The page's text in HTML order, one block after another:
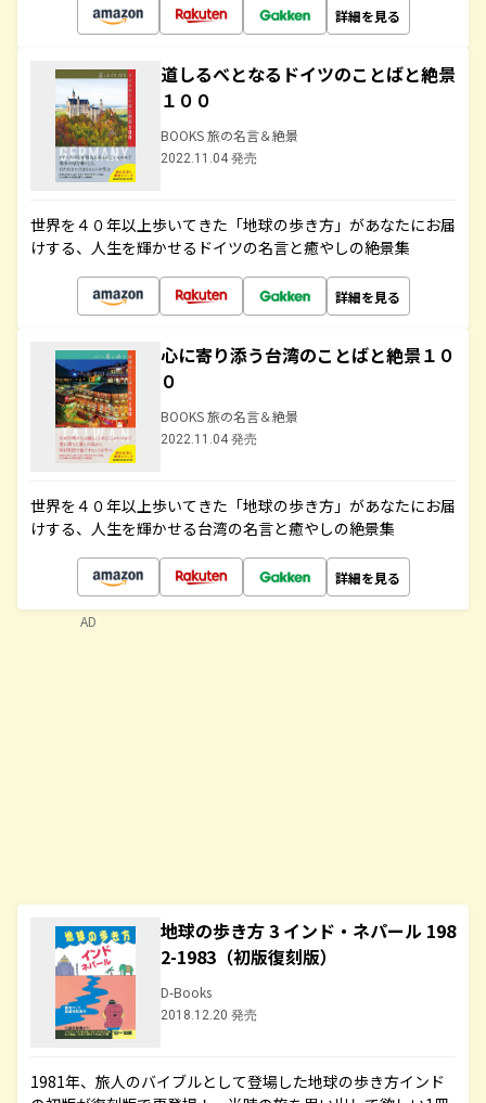
詳細を見る
道しるべとなるドイツのことばと絶景
１００
BOOKS 旅の名言＆絶景
2022.11.04 発売
世界を４０年以上歩いてきた「地球の歩き方」があなたにお届
けする、人生を輝かせるドイツの名言と癒やしの絶景集
詳細を見る
心に寄り添う台湾のことばと絶景１０
０
BOOKS 旅の名言＆絶景
2022.11.04 発売
世界を４０年以上歩いてきた「地球の歩き方」があなたにお届
けする、人生を輝かせる台湾の名言と癒やしの絶景集
詳細を見る
地球の歩き方 3 インド・ネパール 198
2-1983（初版復刻版）
D-Books
2018.12.20 発売
1981年、旅人のバイブルとして登場した地球の歩き方インド
AD